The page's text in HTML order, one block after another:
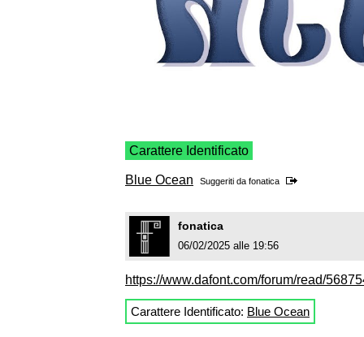
Carattere Identificato
Blue Ocean Suggeriti da fonatica
fonatica
06/02/2025 alle 19:56
https://www.dafont.com/forum/read/
Carattere Identificato: Blue Ocean